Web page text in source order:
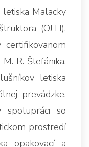
Malacky
(OJTI),
R. Štefánika.
letiska
prevádzke.
spolupráci so
prostredí
opakovací a